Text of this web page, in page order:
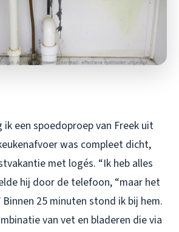
ik een spoedoproep van Freek uit
was compleet dicht,
met logés. “Ik heb alles
hij door de telefoon, “maar het
25 minuten stond ik bij hem.
van vet en bladeren die via